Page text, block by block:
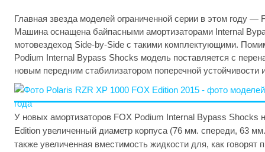
Главная звезда моделей ограниченной серии в этом году —
Машина оснащена байпасными амортизаторами Internal
мотовездеход Side-by-Side с такими комплектующими.
Podium Internal Bypass Shocks модель поставляется с
новым передним стабилизатором поперечной устойчивости
У новых амортизаторов FOX Podium Internal Bypass Shocks
Edition увеличенный диаметр корпуса (76 мм. спереди, 63
также увеличенная вместимость жидкости для, как говорят